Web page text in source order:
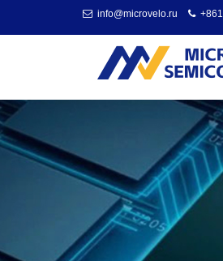
info@microvelo.ru